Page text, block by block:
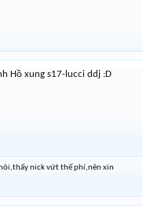
Hồ xung s17-lucci ddj :D
nick vứt thế phí,nên xin